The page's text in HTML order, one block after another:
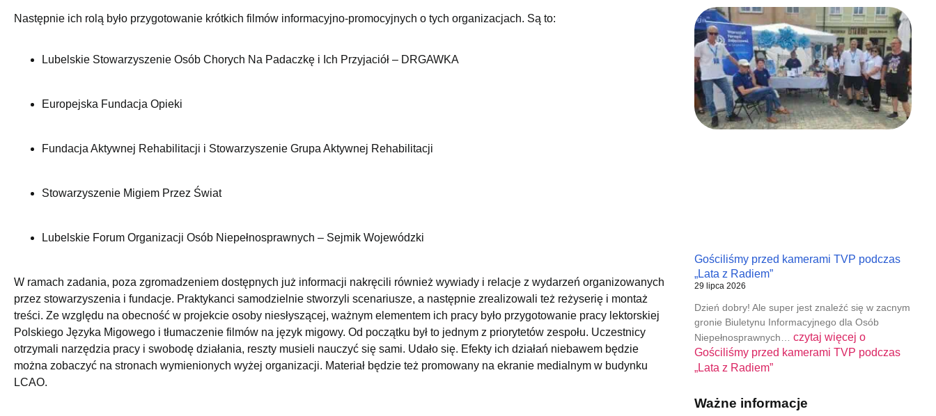
Następnie ich rolą było przygotowanie krótkich filmów informacyjno-promocyjnych o tych organizacjach. Są to:
Lubelskie Stowarzyszenie Osób Chorych Na Padaczkę i Ich Przyjaciół – DRGAWKA
Europejska Fundacja Opieki
Fundacja Aktywnej Rehabilitacji i Stowarzyszenie Grupa Aktywnej Rehabilitacji
Stowarzyszenie Migiem Przez Świat
Lubelskie Forum Organizacji Osób Niepełnosprawnych – Sejmik Wojewódzki
W ramach zadania, poza zgromadzeniem dostępnych już informacji nakręcili również wywiady i relacje z wydarzeń organizowanych
przez stowarzyszenia i fundacje. Praktykanci samodzielnie stworzyli scenariusze, a następnie zrealizowali też reżyserię i montaż
treści. Ze względu na obecność w projekcie osoby niesłyszącej, ważnym elementem ich pracy było przygotowanie pracy lektorskiej
Polskiego Języka Migowego i tłumaczenie filmów na język migowy. Od początku był to jednym z priorytetów zespołu. Uczestnicy
otrzymali narzędzia pracy i swobodę działania, reszty musieli nauczyć się sami. Udało się. Efekty ich działań niebawem będzie
można zobaczyć na stronach wymienionych wyżej organizacji. Materiał będzie też promowany na ekranie medialnym w budynku
LCAO.
Gościliśmy przed kamerami TVP podczas
„Lata z Radiem”
29 lipca 2026
Dzień dobry! Ale super jest znaleźć się w zacnym
gronie Biuletynu Informacyjnego dla Osób
Niepełnosprawnych… czytaj więcej o
Gościliśmy przed kamerami TVP podczas
„Lata z Radiem”
Ważne informacje